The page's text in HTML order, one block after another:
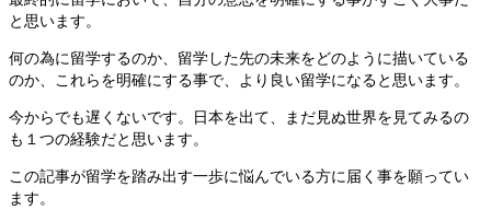
と思います。
何の為に留学するのか、留学した先の未来をどのように描いている
のか、これらを明確にする事で、より良い留学になると思います。
今からでも遅くないです。日本を出て、まだ見ぬ世界を見てみるの
も１つの経験だと思います。
この記事が留学を踏み出す一歩に悩んでいる方に届く事を願ってい
ます。